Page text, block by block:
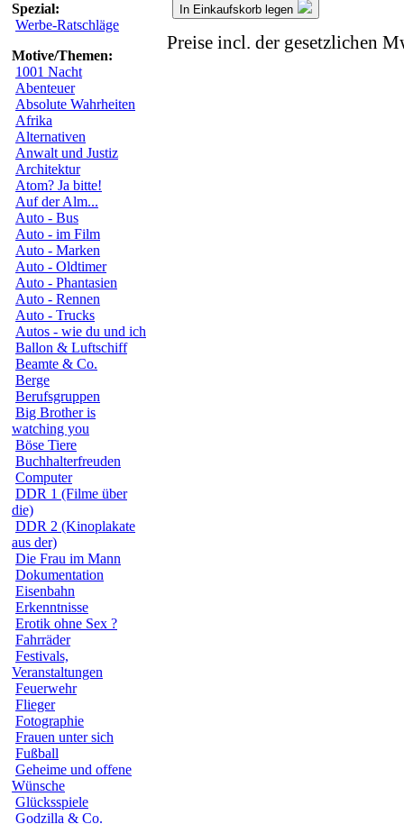
Spezial:
Werbe-Ratschläge
Motive/Themen:
1001 Nacht
Abenteuer
Absolute Wahrheiten
Afrika
Alternativen
Anwalt und Justiz
Architektur
Atom? Ja bitte!
Auf der Alm...
Auto - Bus
Auto - im Film
Auto - Marken
Auto - Oldtimer
Auto - Phantasien
Auto - Rennen
Auto - Trucks
Autos - wie du und ich
Ballon & Luftschiff
Beamte & Co.
Berge
Berufsgruppen
Big Brother is
watching you
Böse Tiere
Buchhalterfreuden
Computer
DDR 1 (Filme über
die)
DDR 2 (Kinoplakate
aus der)
Die Frau im Mann
Dokumentation
Eisenbahn
Erkenntnisse
Erotik ohne Sex ?
Fahrräder
Festivals,
Veranstaltungen
Feuerwehr
Flieger
Fotographie
Frauen unter sich
Fußball
Geheime und offene
Wünsche
Glücksspiele
Godzilla & Co.
In Einkaufskorb legen
Preise incl. der gesetzlichen